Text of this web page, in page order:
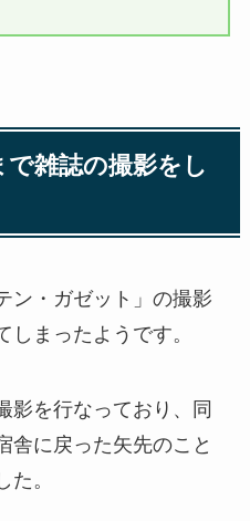
雑誌の撮影をし
ン・ガゼット」の撮影
まったようです。
影を行なっており、同
舎に戻った矢先のこと
。